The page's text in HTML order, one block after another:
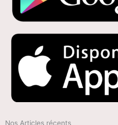
Nos Articles récents